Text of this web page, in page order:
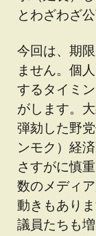
とわざわざ
今回は、期
ません。個
するタイミ
がします。
弾劾した野
ンモク）経
さすがに慎
数のメディ
動きもあり
議員たちも